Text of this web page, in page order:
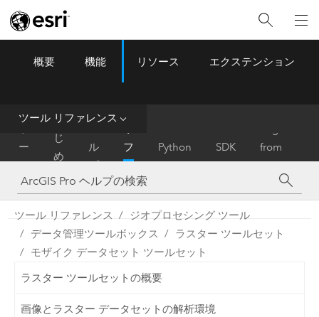
ArcGIS Pro Menu
概要 機能 リソース エクステンション
ツール リファレンス
ー
ム
は
じ
め
に
ル
プ
フ
ァ
レ
ン
ス
Python SDK
from
ArcMap
ツール リファレンス
ジオプロセシング ツール
データ管理ツールボックス
ラスター ツールセット
モザイク データセット ツールセット
ラスター ツールセットの概要
画像とラスター データセットの解析環境